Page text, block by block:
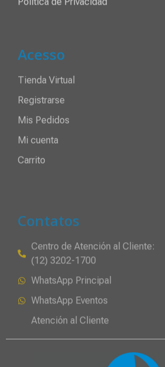
Tienda Virtual
Registrarse
Mis Pedidos
Mi cuenta
Carrito
(12) 3202-1700
WhatsApp Principal
WhatsApp Eventos
Atención al Cliente